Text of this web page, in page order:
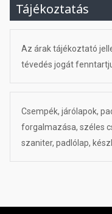
Tájékoztatás
Az árak tájékoztató
tévedés jogát
Csempék, járólapok,
forgalmazása, széles
szaniter, padlólap,